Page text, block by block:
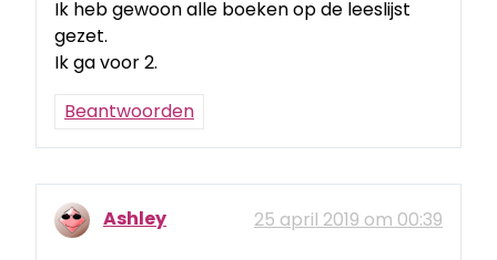
Ik heb gewoon alle boeken op de leeslijst
gezet.
Ik ga voor 2.
Beantwoorden
Ashley
25 april 2019 om 00:39